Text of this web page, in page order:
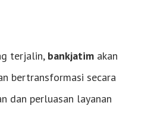
terjalin, bankjatim akan
bertransformasi secara
dan perluasan layanan